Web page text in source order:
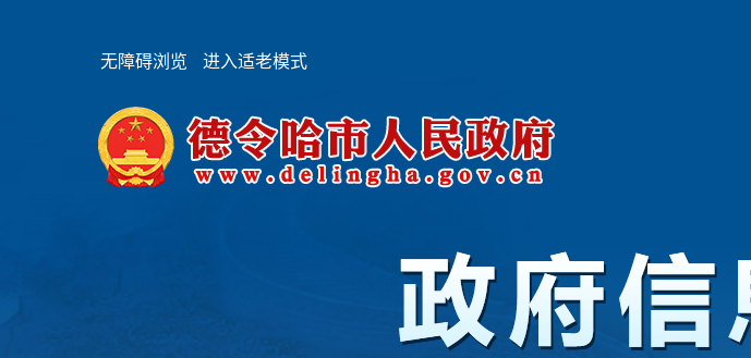
无障碍浏览 进入适老模式